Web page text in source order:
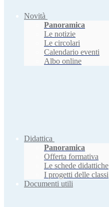
Novità
Panoramica
Le notizie
Le circolari
Calendario eventi
Albo online
Didattica
Panoramica
Offerta formativa
Le schede didattiche
I progetti delle classi
Documenti utili